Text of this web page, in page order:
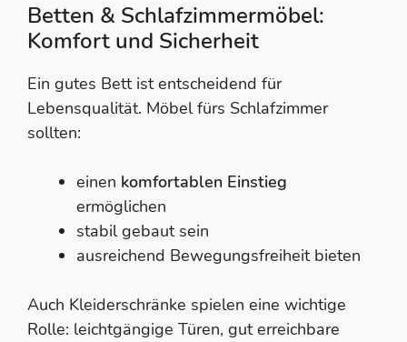
Betten & Schlafzimmermöbel:
Komfort und Sicherheit
Ein gutes Bett ist entscheidend für
Lebensqualität. Möbel fürs Schlafzimmer
sollten:
einen komfortablen Einstieg
ermöglichen
stabil gebaut sein
ausreichend Bewegungsfreiheit bieten
Auch Kleiderschränke spielen eine wichtige
Rolle: leichtgängige Türen, gut erreichbare